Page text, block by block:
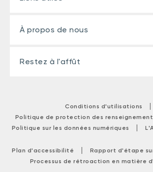
À propos de nous
Restez à l'affût
Conditions d'utilisations |
Politique de protection des
Politique sur les données numériques |
Plan d'accessibilité | Rapport d'étape
Processus de rétroaction en matière